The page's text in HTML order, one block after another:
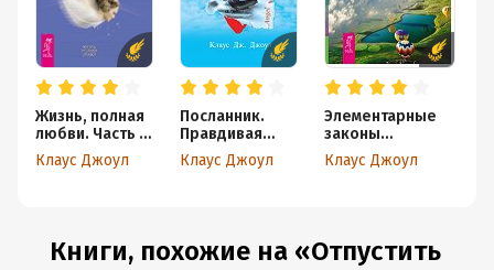
Жизнь, полная
любви. Часть I.
Посланник.
Часть II.
Клаус Джоул
Посланник.
Правдивая
история про
любовь
Клаус Джоул
Элементарные
законы
Изобилия
Клаус Джоул
Книги, похожие на «Отпустить